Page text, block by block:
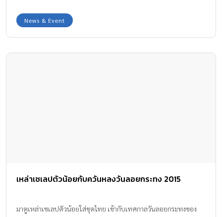
News & Event
เหล่าเซเลปตัวน้อยกับควันหลงวันลอยกระทง 2015
มาดูเหล่าเซเลปตัวน้อยใส่ชุดไทย เข้ากับเทศกาลวันลอยกระทงของ